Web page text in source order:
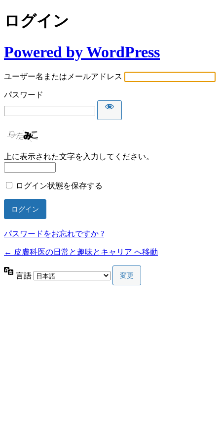
ログイン
Powered by WordPress
ユーザー名またはメールアドレス
パスワード
上に表示された文字を入力してください。
ログイン状態を保存する
パスワードをお忘れですか ?
← 皮膚科医の日常と趣味とキャリア へ移動
言語